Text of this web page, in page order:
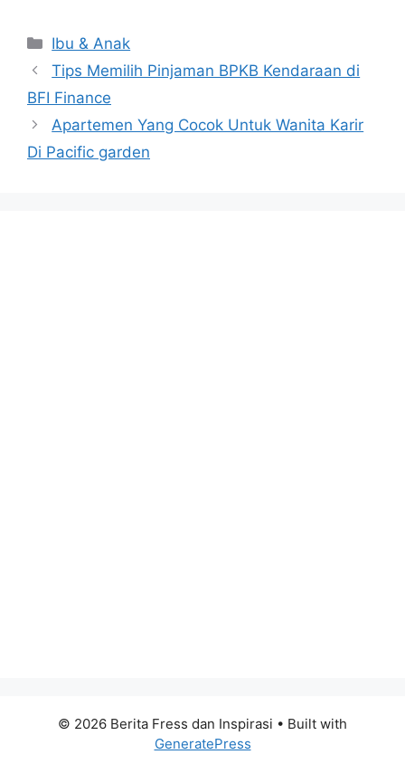
Categories
Ibu & Anak
Tips Memilih Pinjaman BPKB Kendaraan di
BFI Finance
Apartemen Yang Cocok Untuk Wanita Karir
Di Pacific garden
© 2026 Berita Fress dan Inspirasi • Built with
GeneratePress